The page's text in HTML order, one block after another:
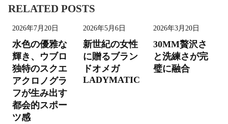
ナ
ビ
ゲ
ー
シ
ョ
ン
RELATED POSTS
2026年7月20日
水色の優雅な
輝き、ウブロ
独特のスクエ
アクロノグラ
フが生み出す
都会的スポー
ツ感
2026年5月6日
新世紀の女性
に贈るブラン
ドオメガ
LADYMATIC
2026年3月20日
30MM贅沢さ
と洗練さが完
璧に融合